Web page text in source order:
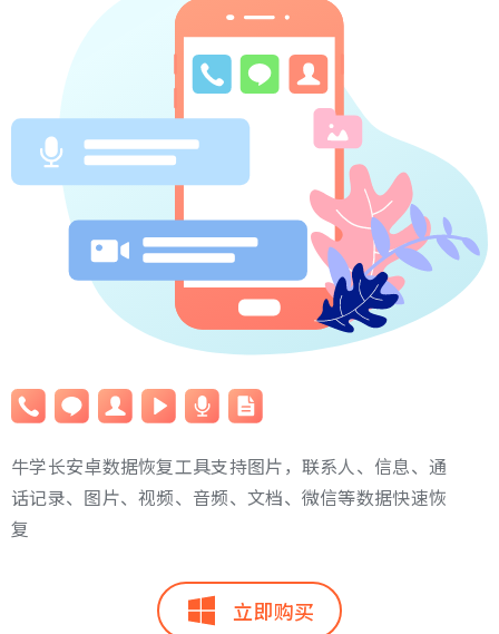
牛学长安卓数据恢复工具支持图片，联系人、信息、通
话记录、图片、视频、音频、文档、微信等数据快速恢
复
立即购买